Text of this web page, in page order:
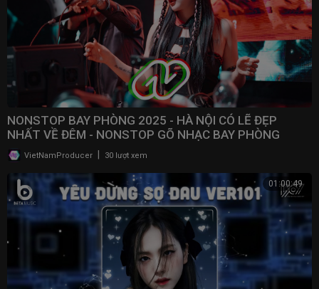
NONSTOP BAY PHÒNG 2025 - HÀ NỘI CÓ LẼ ĐẸP
NHẤT VỀ ĐÊM - NONSTOP GÕ NHẠC BAY PHÒNG
BASS CỰC MẠNH 2025
VietNamProducer 30 lượt xem
01:00:49